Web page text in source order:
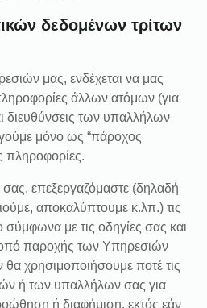
δεδομένων τρίτων
μας, ενδέχεται να μας
άλλων ατόμων (για
διευθύνσεις των υπαλλήλων
μόνο ως “πάροχος
πληροφορίες.
επεξεργαζόμαστε (δηλαδή
αποκαλύπτουμε κ.λπ.) τις
με τις οδηγίες σας και
παροχής των Υπηρεσιών
θα χρησιμοποιήσουμε ποτέ τις
ή των υπαλλήλων σας για
ή διαφήμιση, εκτός εάν